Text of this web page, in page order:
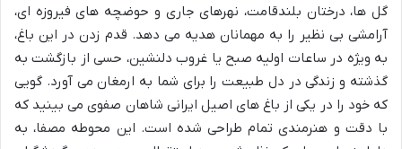
گل ها، درختان بلندقامت، نهرهای جاری و حوضچه های فیروزه ای،
آرامشی بی نظیر را به مهمانان هدیه می دهد. قدم زدن در این باغ،
به ویژه در ساعات اولیه صبح یا غروب دلنشین، حسی از بازگشت به
گذشته و زندگی در دل طبیعت را برای شما به ارمغان می آورد. گویی
که خود را در یکی از باغ های اصیل ایرانی شاهان صفوی می بینید که
با دقت و هنرمندی تمام طراحی شده است. این محوطه مصفا، به